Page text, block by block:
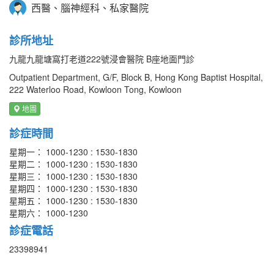
西醫、腦神經科、私家醫院
診所地址
九龍九龍塘窩打老道222號浸會醫院 B座地面門診
Outpatient Department, G/F, Block B, Hong Kong Baptist Hospital,
222 Waterloo Road, Kowloon Tong, Kowloon
地圖
診症時間
星期一： 1000-1230 : 1530-1830
星期二： 1000-1230 : 1530-1830
星期三： 1000-1230 : 1530-1830
星期四： 1000-1230 : 1530-1830
星期五： 1000-1230 : 1530-1830
星期六： 1000-1230
診症電話
23398941